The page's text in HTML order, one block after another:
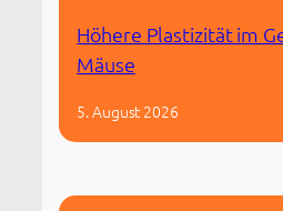
Höhere Plastizität im
Mäuse
5. August 2026